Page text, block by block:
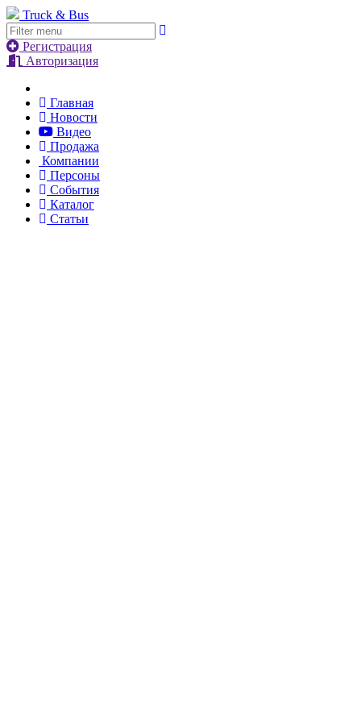
Truck & Bus
Регистрация
Авторизация
Главная
Новости
Видео
Продажа
Компании
Персоны
События
Каталог
Статьи